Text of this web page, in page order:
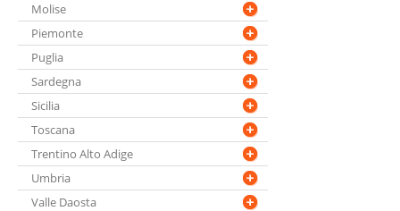
Molise
Piemonte
Puglia
Sardegna
Sicilia
Toscana
Trentino Alto Adige
Umbria
Valle Daosta